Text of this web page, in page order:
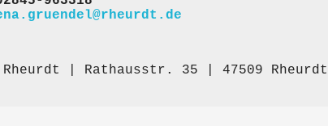
Rheurdt | Rathausstr. 35 | 47509 Rheurdt